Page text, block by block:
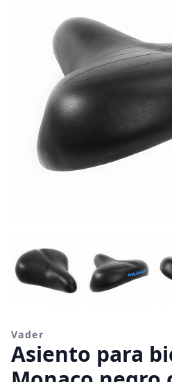
Vader
Asiento para